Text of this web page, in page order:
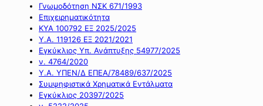
Γνωμοδότηση ΝΣΚ 671/1993
Επιχειρηματικότητα
ΚΥΑ 100792 ΕΞ 2025/2025
Υ.Α. 119126 ΕΞ 2021/2021
Εγκύκλιος Υπ. Ανάπτυξης 54977/2025
ν. 4764/2020
Υ.Α. ΥΠΕΝ/Δ ΕΠΕΑ/78489/637/2025
Συμψηφιστικά Χρηματικά Εντάλματα
Εγκύκλιος 20397/2025